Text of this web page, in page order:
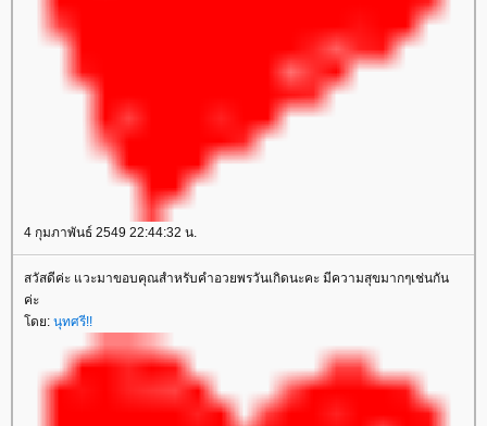
4 กุมภาพันธ์ 2549 22:44:32 น.
สวัสดีค่ะ แวะมาขอบคุณสำหรับคำอวยพรวันเกิดนะคะ มีความสุขมากๆเช่นกัน
ค่ะ
ดย: นุทศรี!!